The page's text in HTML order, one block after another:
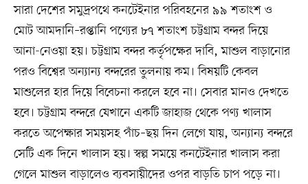
সারা দেশের সমুদ্রপথে কনটেইনার পরিবহনের ৯৯ শতাংশ ও
মোট আমদানি–রপ্তানি পণ্যের ৮৭ শতাংশ চট্টগ্রাম বন্দর দিয়ে
আনা-নেওয়া হয়। চট্টগ্রাম বন্দর কর্তৃপক্ষের দাবি, মাশুল বাড়ানোর
পরও বিশ্বের অন্যান্য বন্দরের তুলনায় কম। বিষয়টি কেবল
মাশুলের হার দিয়ে বিবেচনা করলে হবে না। সেবার মানও দেখতে
হবে। চট্টগ্রাম বন্দরে যেখানে একটি জাহাজ থেকে পণ্য খালাস
করতে অপেক্ষার সময়সহ পাঁচ–ছয় দিন লেগে যায়, অন্যান্য বন্দরে
সেটি এক দিনে খালাস হয়। স্বল্প সময়ে কনটেইনার খালাস করা
গেলে মাশুল বাড়ালেও ব্যবসায়ীদের ওপর বাড়তি চাপ পড়ে না।